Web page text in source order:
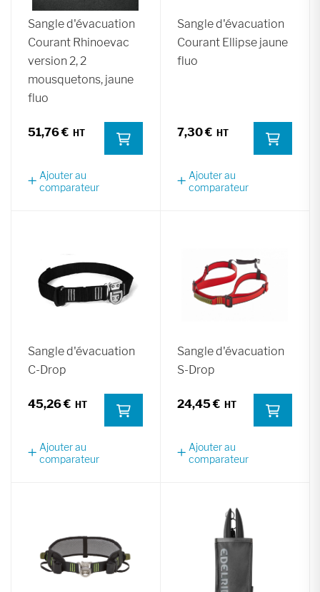
Sangle d'évacuation
Courant Rhinoevac
version 2, 2
mousquetons, jaune
fluo
51,76 €
Ajouter au
comparateur
Sangle d'évacuation
Courant Ellipse jaune
fluo
7,30 €
Ajouter au
comparateur
Sangle d'évacuation
C-Drop
45,26 €
Ajouter au
comparateur
Sangle d'évacuation
S-Drop
24,45 €
Ajouter au
comparateur